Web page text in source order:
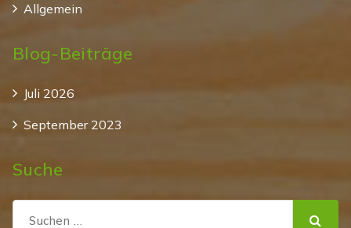
Allgemein
Blog-Beiträge
Juli 2026
September 2023
Suche